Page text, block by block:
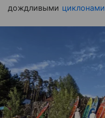
дождливыми циклонами